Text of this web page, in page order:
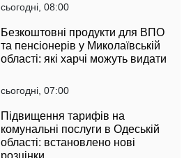
сьогодні, 08:00
Безкоштовні продукти для ВПО
та пенсіонерів у Миколаївській
області: які харчі можуть видати
сьогодні, 07:00
Підвищення тарифів на
комунальні послуги в Одеській
області: встановлено нові